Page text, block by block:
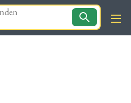
Magazin